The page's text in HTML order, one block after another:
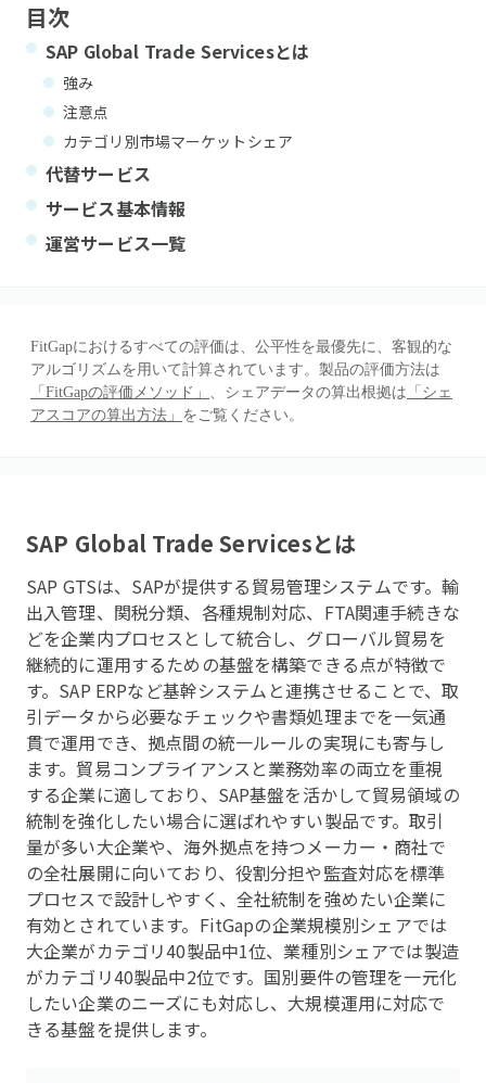
目次
SAP Global Trade Servicesとは
強み
注意点
カテゴリ別市場マーケットシェア
代替サービス
サービス基本情報
運営サービス一覧
FitGapにおけるすべての評価は、公平性を最優先に、客観的な
アルゴリズムを用いて計算されています。製品の評価方法は
「FitGapの評価メソッド」 、シェアデータの算出根拠は 「シェ
アスコアの算出方法」 をご覧ください。
SAP Global Trade Servicesとは
SAP GTSは、SAPが提供する貿易管理システムです。輸
出入管理、関税分類、各種規制対応、FTA関連手続きな
どを企業内プロセスとして統合し、グローバル貿易を
継続的に運用するための基盤を構築できる点が特徴で
す。SAP ERPなど基幹システムと連携させることで、取
引データから必要なチェックや書類処理までを一気通
貫で運用でき、拠点間の統一ルールの実現にも寄与し
ます。貿易コンプライアンスと業務効率の両立を重視
する企業に適しており、SAP基盤を活かして貿易領域の
統制を強化したい場合に選ばれやすい製品です。取引
量が多い大企業や、海外拠点を持つメーカー・商社で
の全社展開に向いており、役割分担や監査対応を標準
プロセスで設計しやすく、全社統制を強めたい企業に
有効とされています。FitGapの企業規模別シェアでは
大企業がカテゴリ40製品中1位、業種別シェアでは製造
がカテゴリ40製品中2位です。国別要件の管理を一元化
したい企業のニーズにも対応し、大規模運用に対応で
きる基盤を提供します。